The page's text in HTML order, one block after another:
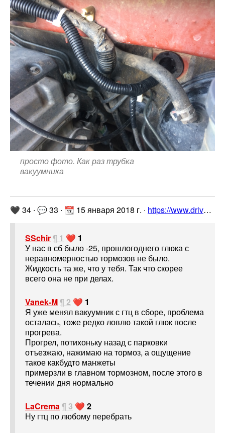
просто фото. Как раз трубка
вакуумника
🖤 34 ∙ 💬 33 ∙ 📆 15 января 2018 г. ∙ https://www.drive2.ru/l/492676592951100223/
SSchir¶ 1 ❤️ 1
У нас в сб было -25, прошлогоднего глюка с
неравномерностью тормозов не было.
Жидкость та же, что у тебя. Так что скорее
всего она не при делах.
Vanek-M¶ 2 ❤️ 1
Я уже менял вакуумник с гтц в сборе, проблема
осталась, тоже редко ловлю такой глюк после
прогрева.
Прогрел, потихоньку назад с парковки
отъезжаю, нажимаю на тормоз, а ощущение
такое какбудто манжеты
примерзли в главном тормозном, после этого в
течении дня нормально
LaCrema¶ 3 ❤️ 2
Ну гтц по любому перебрать